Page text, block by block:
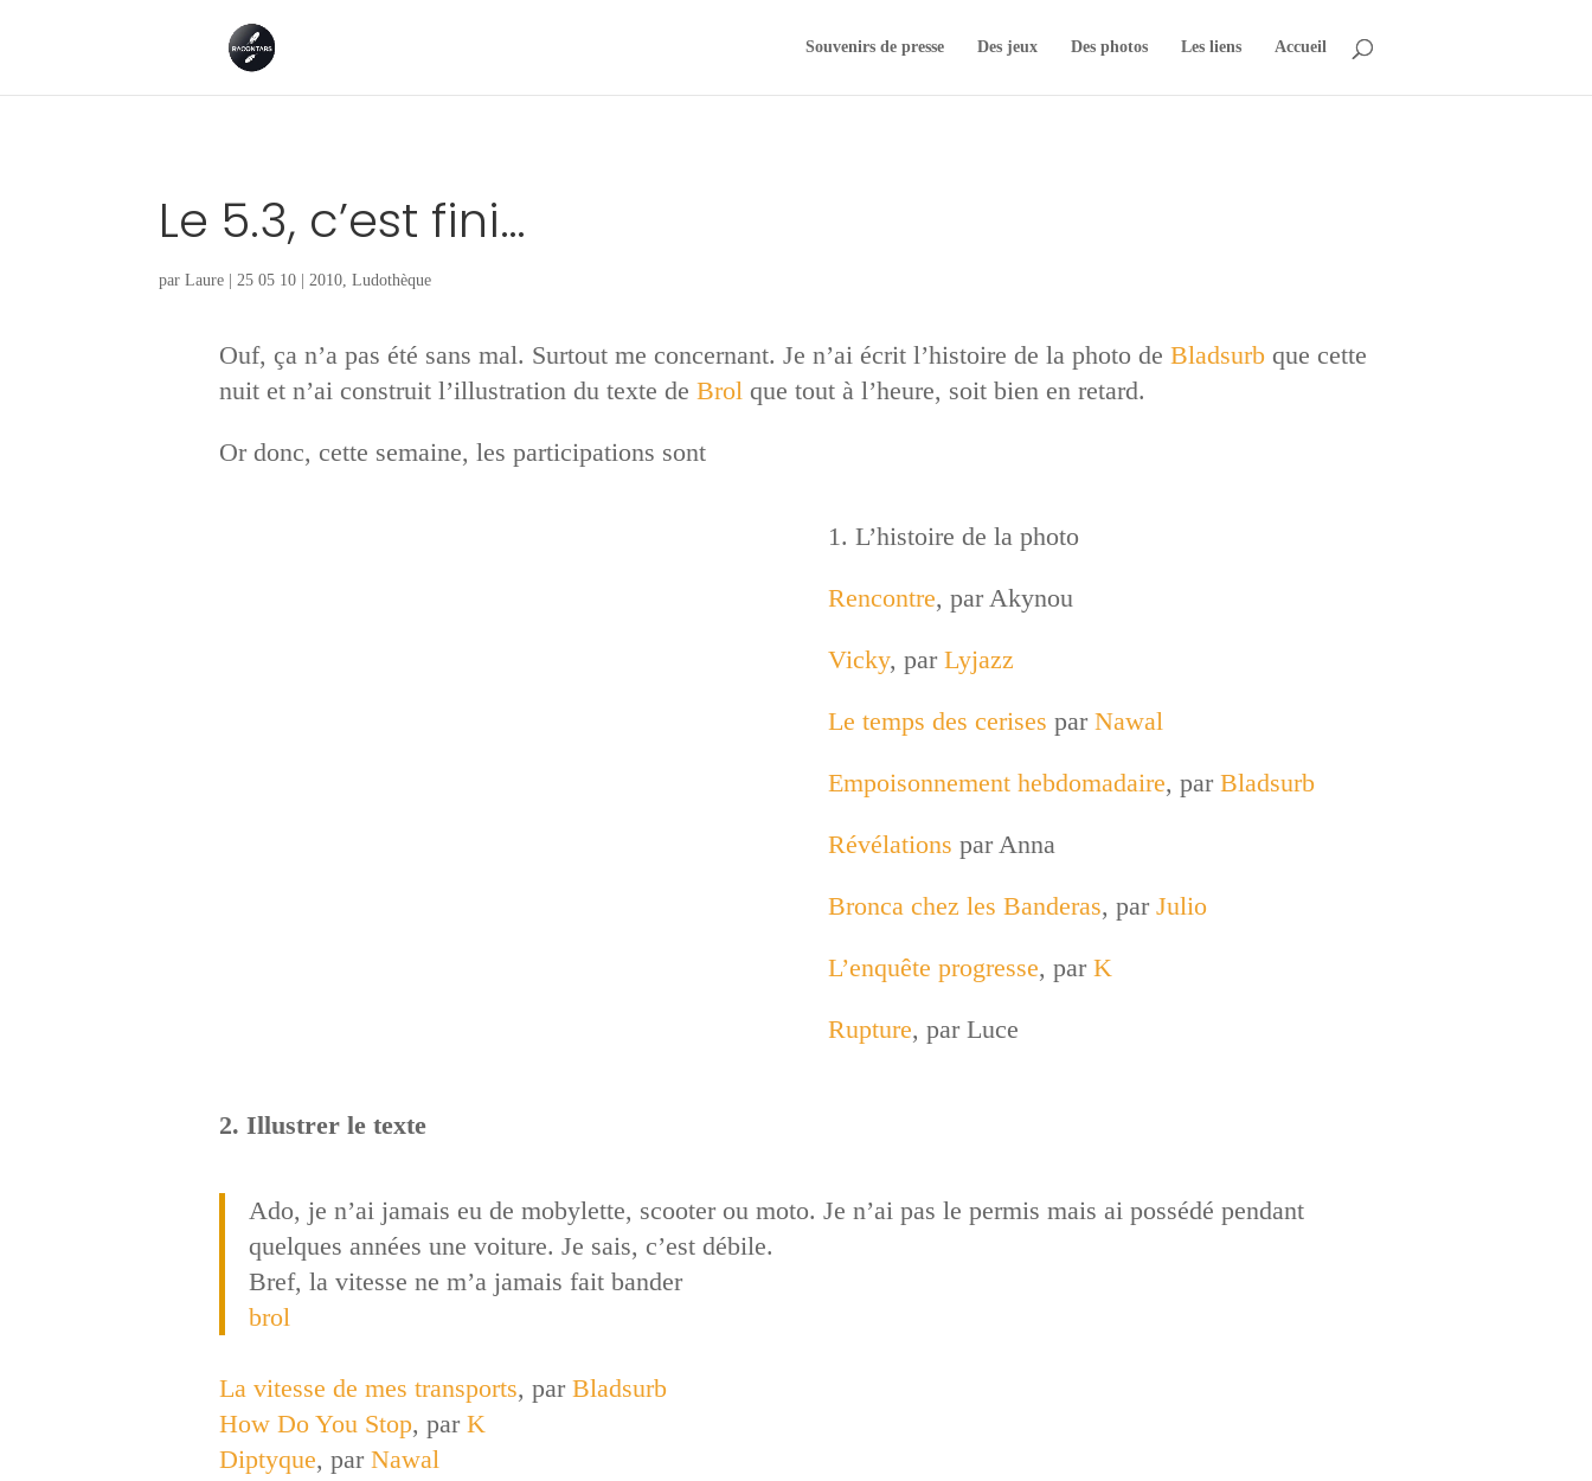
Souvenirs de presse Des jeux Des photos Les liens Accueil
Le 5.3, c’est fini…
parLaure | 25 05 10 | 2010 ,Ludothèque
Ouf, ça n’a pas été sans mal. Surtout me concernant. Je n’ai écrit l’histoire de la photo de Bladsurbque cette
nuit et n’ai construit l’illustration du texte de Brol que tout à l’heure, soit bien en retard.
Or donc, cette semaine, les participations sont
1. L’histoire de la photo
Rencontre, par Akynou
Vicky, par Lyjazz
Le temps des cerises par Nawal
Empoisonnement hebdomadaire, par Bladsurb
Révélations par Anna
Bronca chez les Banderas, par Julio
L’enquête progresse, par K
Rupture, par Luce
2. Illustrer le texte
Ado, je n’ai jamais eu de mobylette, scooter ou moto. Je n’ai pas le permis mais ai possédé pendant
quelques années une voiture. Je sais, c’est débile.
Bref, la vitesse ne m’a jamais fait bander
brol
La vitesse de mes transports, par Bladsurb
How Do You Stop, par K
Diptyque, par Nawal